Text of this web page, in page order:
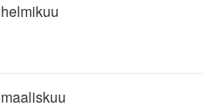
helmikuu
maaliskuu